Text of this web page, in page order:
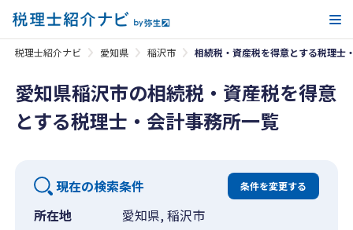
税理士紹介ナビ 愛知県 稲沢市 相続税・資産税を得意とする税理士
愛知県稲沢市の相続税・資産税を得意
とする税理士・会計事務所一覧
現在の検索条件 条件を変更する
所在地
愛知県, 稲沢市